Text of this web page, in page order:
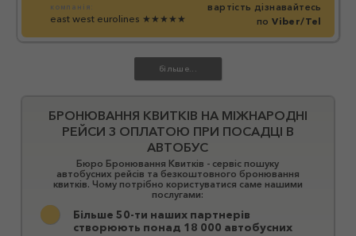
компанія:
east west eurolines ★★★★★
вартість дізнавайтесь
поViber/Tel
БРОНЮВАННЯ КВИТКІВ НА МІЖНАРОДНІ
РЕЙСИ З ОПЛАТОЮ ПРИ ПОСАДЦІ В
АВТОБУС
Бюро Бронювання Квитків - сервіс пошуку
автобусних рейсів та безкоштовного бронювання
квитків. Чому потрібно користуватися саме нашими
послугами:
Більше 50-ти наших партнерів
створюють понад 18 000 автобусних